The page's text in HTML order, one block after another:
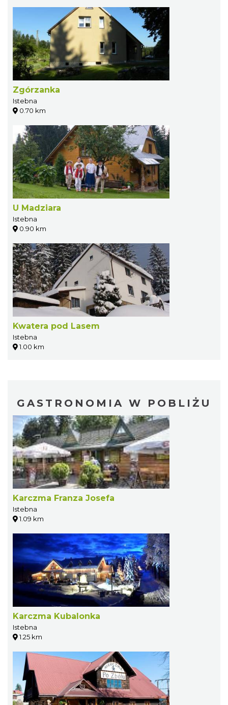
Zgórzanka
Istebna
0.70 km
U Madziara
Istebna
0.90 km
Kwatera pod Lasem
Istebna
1.00 km
GASTRONOMIA W POBLIŻU
Karczma Franza Josefa
Istebna
1.09 km
Karczma Kubalonka
Istebna
1.25 km